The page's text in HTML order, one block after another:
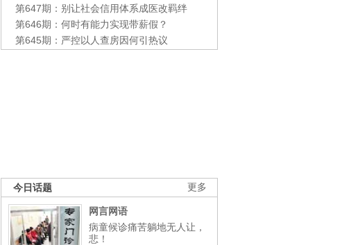
第647期：别让社会信用体系成医改羁绊
第646期：何时有能力实现带薪假？
第645期：严控以人查房因何引热议
更多
今日话题
网言网语
病童候诊痛苦躺地无人让，
悲！